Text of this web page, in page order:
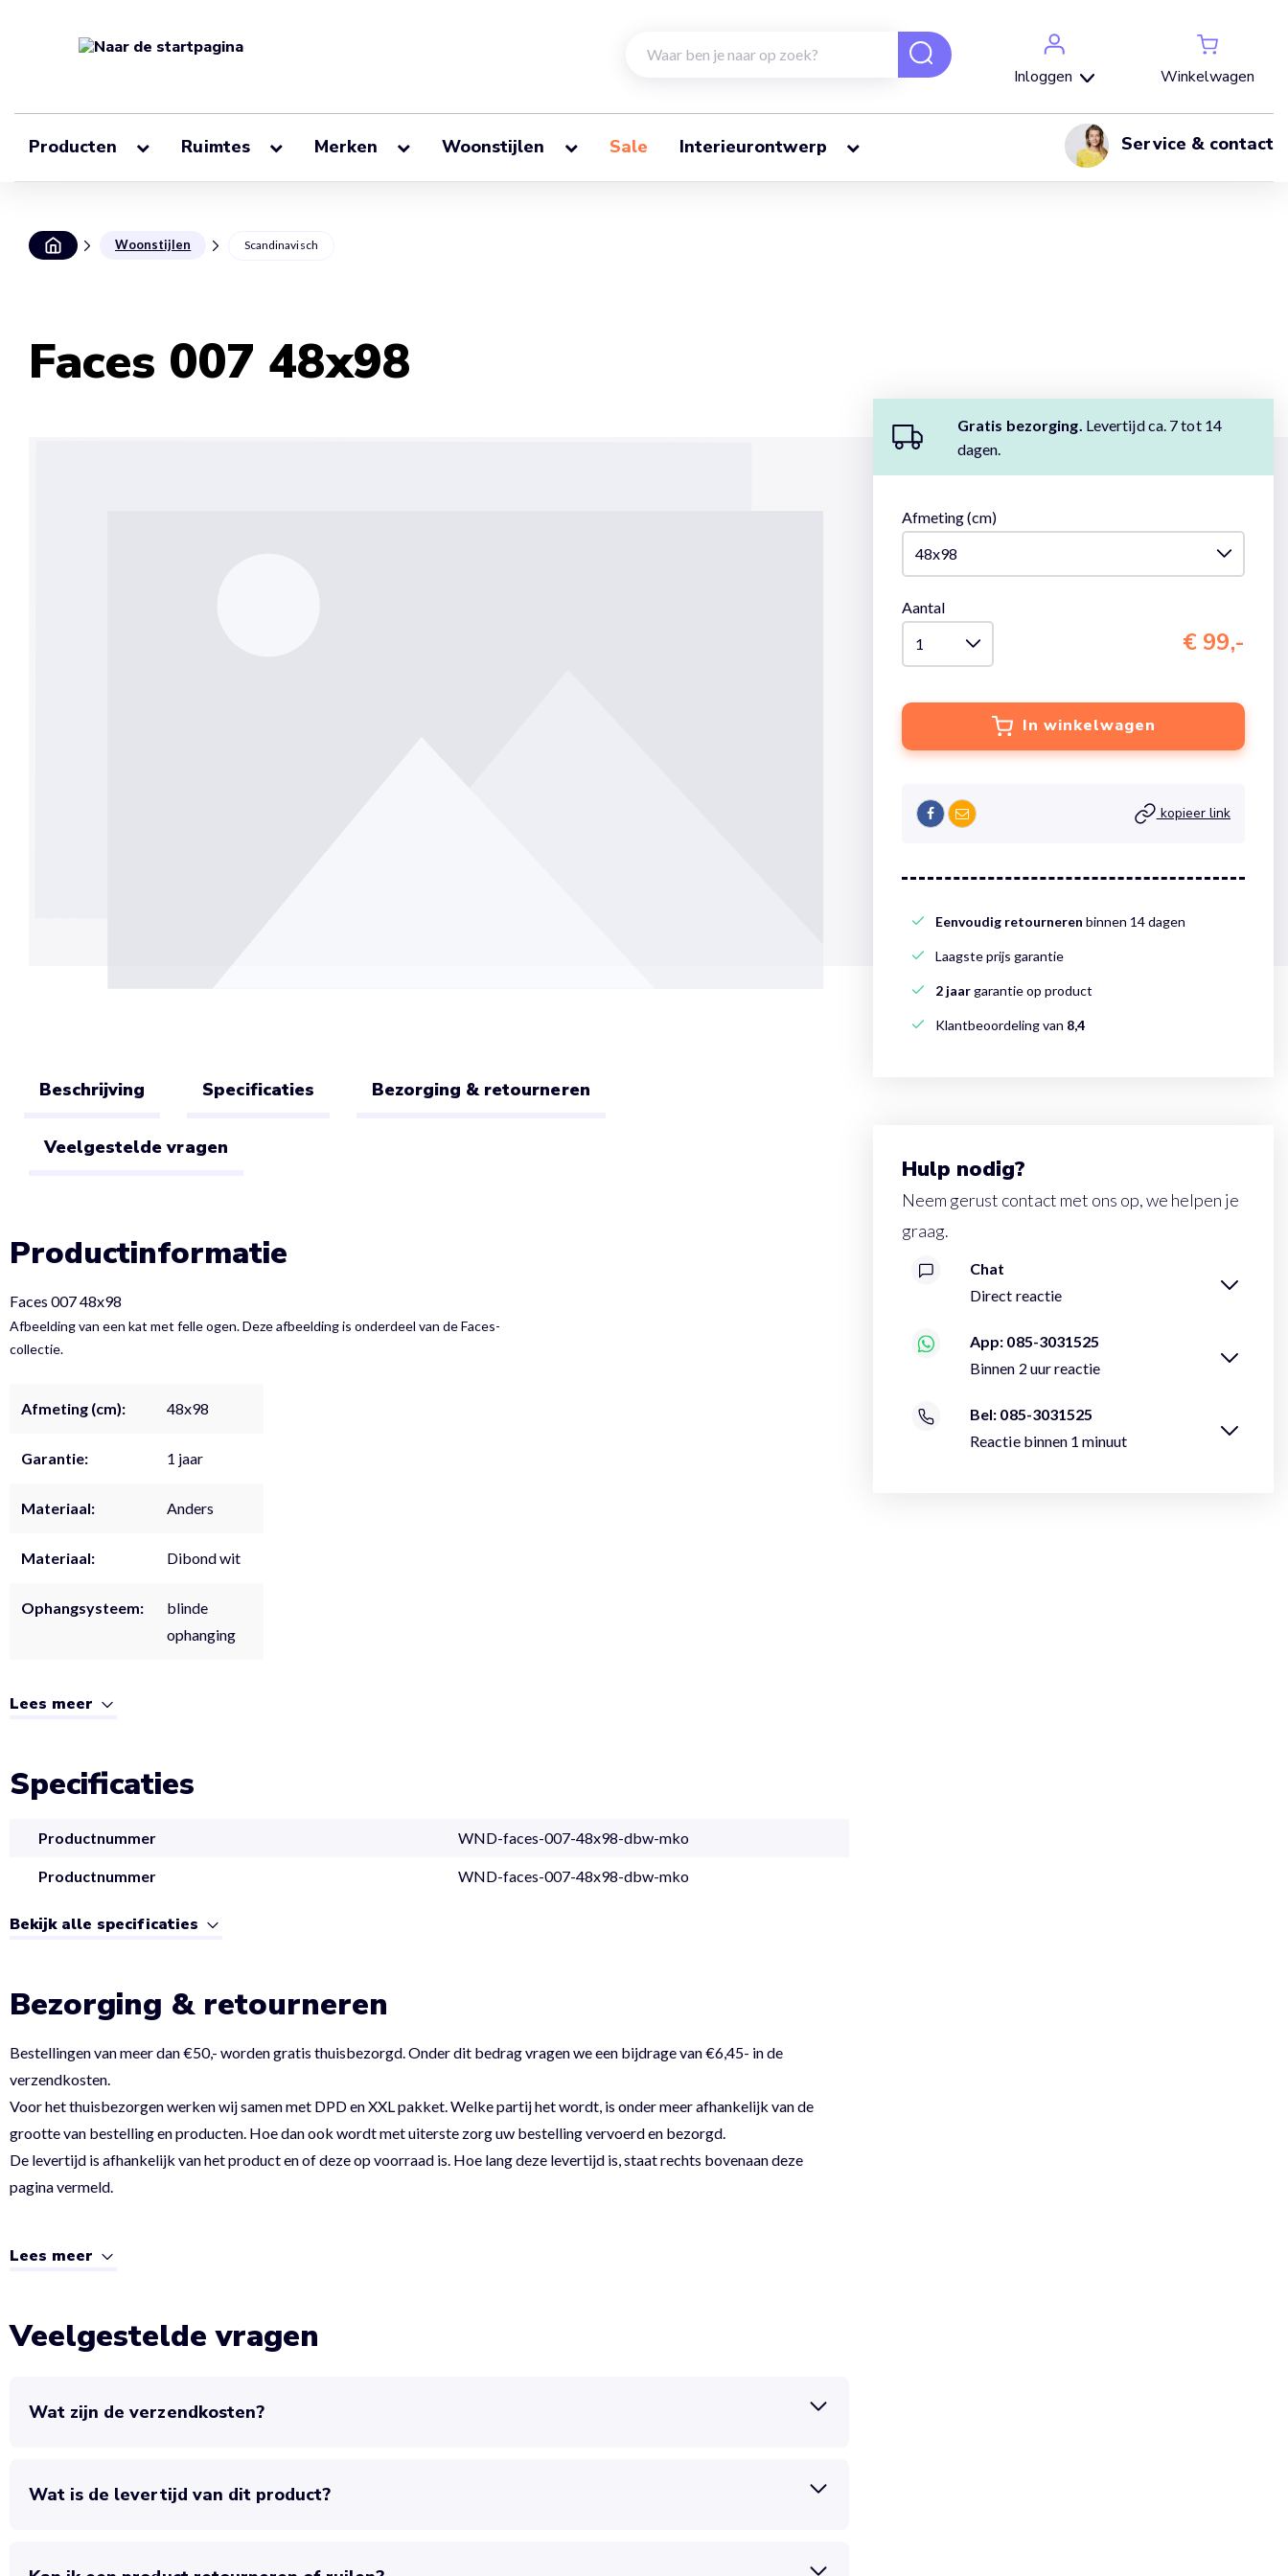
Inloggen Winkelwagen
Producten Ruimtes Merken Woonstijlen Sale Interieurontwerp Service & contact
Woonstijlen Scandinavisch
Faces 007 48x98
Beschrijving Specificaties Bezorging & retourneren
Veelgestelde vragen
Productinformatie
Faces 007 48x98
Afbeelding van een kat met felle ogen. Deze afbeelding is onderdeel van de Faces-
collectie.
Afmeting (cm): 48x98
Garantie: 1 jaar
Materiaal: Anders
Materiaal: Dibond wit
Ophangsysteem:
blinde
ophanging
Lees meer
Specificaties
Productnummer WND-faces-007-48x98-dbw-mko
Productnummer WND-faces-007-48x98-dbw-mko
Bekijk alle specificaties
Bezorging & retourneren
Bestellingen van meer dan €50,- worden gratis thuisbezorgd. Onder dit bedrag vragen we een bijdrage van €6,45- in de
verzendkosten.
Voor het thuisbezorgen werken wij samen met DPD en XXL pakket. Welke partij het wordt, is onder meer afhankelijk van de
grootte van bestelling en producten. Hoe dan ook wordt met uiterste zorg uw bestelling vervoerd en bezorgd.
De levertijd is afhankelijk van het product en of deze op voorraad is. Hoe lang deze levertijd is, staat rechts bovenaan deze
pagina vermeld.
Lees meer
Veelgestelde vragen
Wat zijn de verzendkosten?
Wat is de levertijd van dit product?
Gratis bezorging. Levertijd ca. 7 tot 14
dagen.
Afmeting (cm)
Aantal
€ 99,-
In winkelwagen
kopieer link
Eenvoudig retourneren binnen 14 dagen
Laagste prijs garantie
2 jaargarantie op product
Klantbeoordeling van 8,4
Hulp nodig?
Neem gerust contact met ons op, we helpen je
graag.
Chat
Direct reactie
App: 085-3031525
Binnen 2 uur reactie
Bel: 085-3031525
Reactie binnen 1 minuut